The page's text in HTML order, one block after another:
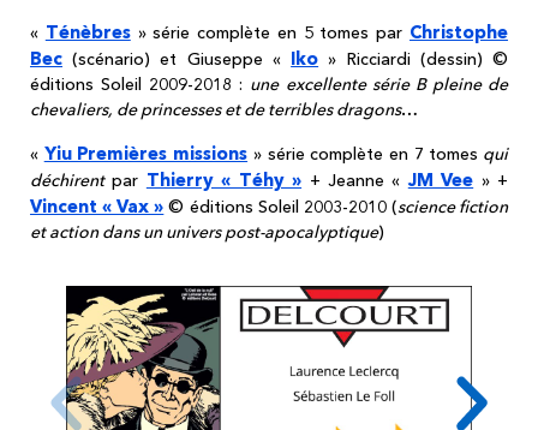
« Ténèbres» série complète en 5 tomes par Christophe
Bec (scénario) et Giuseppe « Iko » Ricciardi (dessin) ©
éditions Soleil 2009-2018 : une excellente série B pleine de
chevaliers, de princesses et de terribles dragons…
« Yiu Premières missions » série complète en 7 tomes qui
déchirentpar Thierry « Téhy » + Jeanne «JM Vee » +
Vincent « Vax » © éditions Soleil 2003-2010 (science fiction
et action dans un univers post-apocalyptique)